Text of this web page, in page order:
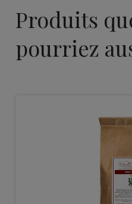
Produits
pourriez